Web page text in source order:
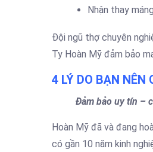
Nhận thay
Đội ngũ thợ chuyên
Ty Hoàn Mỹ đảm bảo
4 LÝ DO BẠN NÊN
Đảm bảo uy tín –
Hoàn Mỹ đã và đang
có gần 10 năm kinh